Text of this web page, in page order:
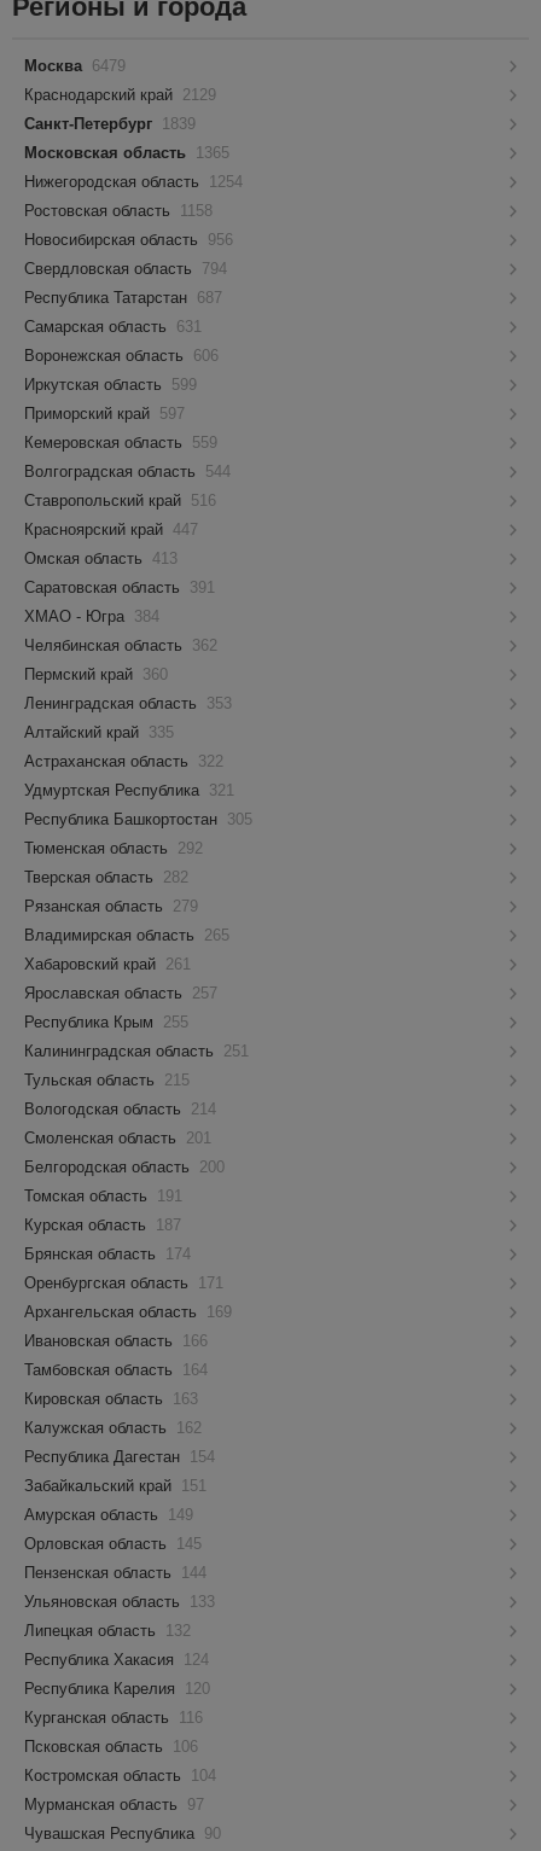
Регионы и города
Москва 6479
Краснодарский край 2129
Санкт-Петербург 1839
Московская область 1365
Нижегородская область
1254
Ростовская область
1158
Новосибирская область
956
Свердловская область
794
Республика Татарстан 687
Самарская область
631
Воронежская область
606
Иркутская область
599
Приморский край 597
Кемеровская область
559
Волгоградская область
544
Ставропольский край 516
Красноярский край 447
Омская область 413
Саратовская область
391
ХМАО - Югра 384
Челябинская область
362
Пермский край 360
Ленинградская область
353
Алтайский край 335
Астраханская область
322
Удмуртская Республика 321
Республика Башкортостан 305
Тюменская область
292
Тверская область
282
Рязанская область
279
Владимирская область
265
Хабаровский край 261
Ярославская область
257
Республика Крым
255
Калининградская область
251
Тульская область
215
Вологодская область
214
Смоленская область
201
Белгородская область
200
Томская область
191
Курская область
187
Брянская область
174
Оренбургская область
171
Архангельская область
169
Ивановская область
166
Тамбовская область
164
Кировская область
163
Калужская область
162
Республика Дагестан 154
Забайкальский край 151
Амурская область
149
Орловская область
145
Пензенская область
144
Ульяновская область
133
Липецкая область
132
Республика Хакасия
124
Республика Карелия
120
Курганская область
116
Псковская область
106
Костромская область
104
Мурманская область
97
Чувашская Республика 90